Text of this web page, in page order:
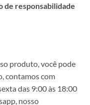
de responsabilidade
produto, você pode
contamos com
das 9:00 às 18:00
nosso